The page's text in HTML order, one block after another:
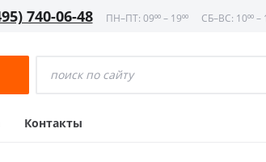
740-06-48 ПН–ПТ: 09⁰⁰ – 19⁰⁰ СБ–ВС: 10⁰⁰ –
Контакты